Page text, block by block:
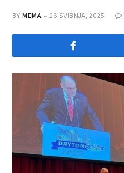
BY MEMA 26 SVIBNJA, 2025